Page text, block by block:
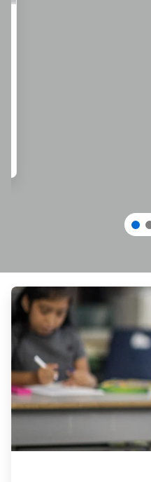
ArticleTile
1